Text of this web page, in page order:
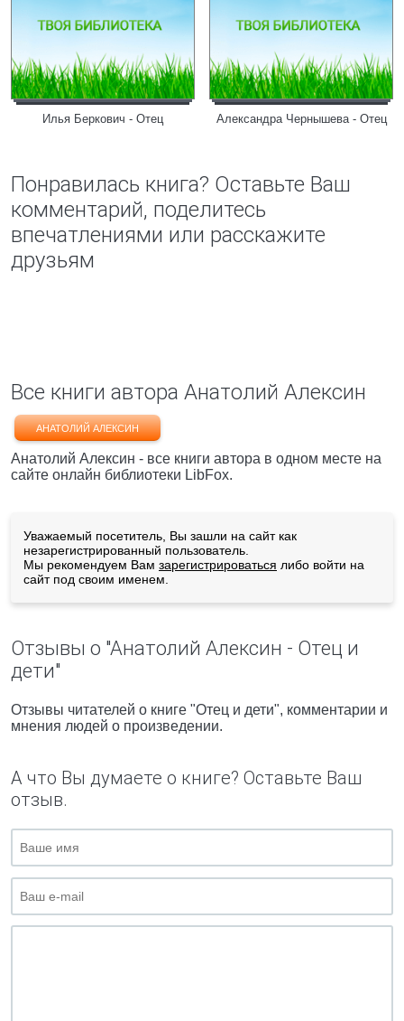
Илья Беркович - Отец Александра Чернышева - Отец
Понравилась книга? Оставьте Ваш
комментарий, поделитесь
впечатлениями или расскажите
друзьям
Все книги автора Анатолий Алексин
АНАТОЛИЙ АЛЕКСИН
Анатолий Алексин - все книги автора в одном месте на
сайте онлайн библиотеки LibFox.
Уважаемый посетитель, Вы зашли на сайт как
незарегистрированный пользователь.
Мы рекомендуем Вам зарегистрироваться либо войти на
сайт под своим именем.
Отзывы о "Анатолий Алексин - Отец и
дети"
Отзывы читателей о книге "Отец и дети", комментарии и
мнения людей о произведении.
А что Вы думаете о книге? Оставьте Ваш
отзыв.